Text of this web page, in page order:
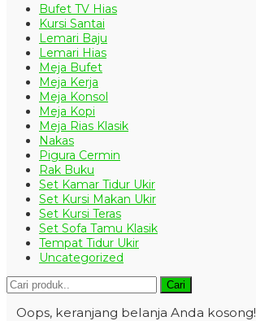
Bufet TV Hias
Kursi Santai
Lemari Baju
Lemari Hias
Meja Bufet
Meja Kerja
Meja Konsol
Meja Kopi
Meja Rias Klasik
Nakas
Pigura Cermin
Rak Buku
Set Kamar Tidur Ukir
Set Kursi Makan Ukir
Set Kursi Teras
Set Sofa Tamu Klasik
Tempat Tidur Ukir
Uncategorized
Cari
Oops, keranjang belanja Anda kosong!